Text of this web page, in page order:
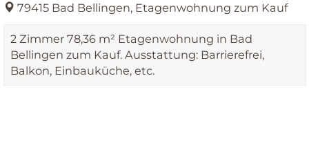
79415 Bad Bellingen, Etagenwohnung zum Kauf
2 Zimmer 78,36 m² Etagenwohnung in Bad
Bellingen zum Kauf. Ausstattung: Barrierefrei,
Balkon, Einbauküche, etc.